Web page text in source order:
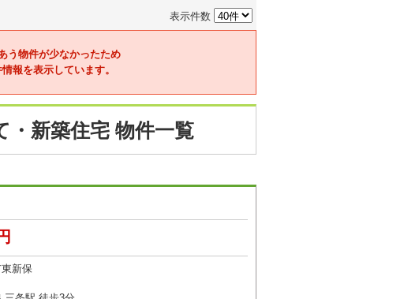
表示件数
う物件が少なかったため
報を表示しています。
・新築住宅 物件一覧
新保